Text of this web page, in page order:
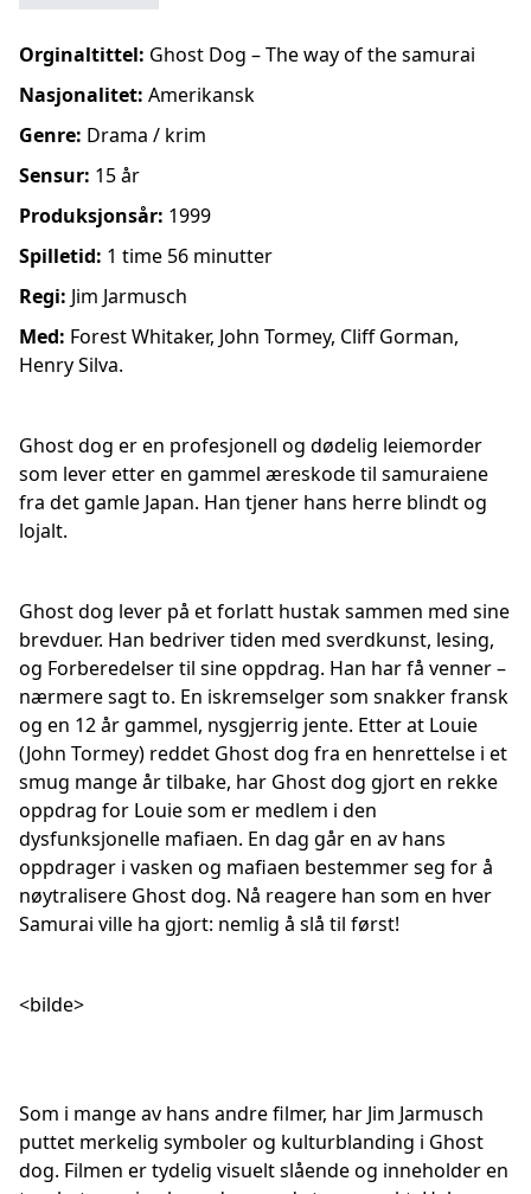
Orginaltittel: Ghost Dog – The way of the samurai
Nasjonalitet: Amerikansk
Genre: Drama / krim
Sensur: 15 år
Produksjonsår: 1999
Spilletid: 1 time 56 minutter
Regi: Jim Jarmusch
Med: Forest Whitaker, John Tormey, Cliff Gorman,
Henry Silva.
Ghost dog er en profesjonell og dødelig leiemorder
som lever etter en gammel æreskode til samuraiene
fra det gamle Japan. Han tjener hans herre blindt og
lojalt.
Ghost dog lever på et forlatt hustak sammen med sine
brevduer. Han bedriver tiden med sverdkunst, lesing,
og Forberedelser til sine oppdrag. Han har få venner –
nærmere sagt to. En iskremselger som snakker fransk
og en 12 år gammel, nysgjerrig jente. Etter at Louie
(John Tormey) reddet Ghost dog fra en henrettelse i et
smug mange år tilbake, har Ghost dog gjort en rekke
oppdrag for Louie som er medlem i den
dysfunksjonelle mafiaen. En dag går en av hans
oppdrager i vasken og mafiaen bestemmer seg for å
nøytralisere Ghost dog. Nå reagere han som en hver
Samurai ville ha gjort: nemlig å slå til først!
<bilde>
Som i mange av hans andre filmer, har Jim Jarmusch
puttet merkelig symboler og kulturblanding i Ghost
dog. Filmen er tydelig visuelt slående og inneholder en